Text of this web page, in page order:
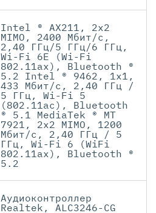
Intel ® AX211, 2x2
MIMO, 2400 Мбит/с,
2,40 ГГц/5 ГГц/6 ГГц,
Wi-Fi 6E (Wi-Fi
802.11ax), Bluetooth ®
5.2 Intel ® 9462, 1x1,
433 Мбит/с, 2,40 ГГц /
5 ГГц, Wi-Fi 5
(802.11ac), Bluetooth
® 5.1 MediaTek ® MT
7921, 2x2 MIMO, 1200
Мбит/с, 2,40 ГГц / 5
ГГц, Wi-Fi 6 (WiFi
802.11ax), Bluetooth ®
5.2
Аудиоконтроллер
Realtek, ALC3246-CG